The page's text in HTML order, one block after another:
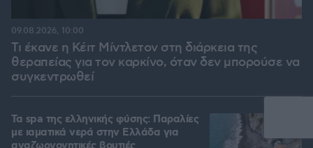
Τι έκανε η Κέιτ Μίντλετον στη διάρκεια της
θεραπείας για τον καρκίνο, όταν δεν μπορούσε να
συγκεντρωθεί
09.08.2026, 10:00
Τα spa της ελληνικής φύσης: Παραλίες
με ιαματικά νερά στην Ελλάδα για